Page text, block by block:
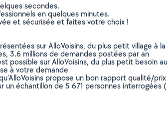
secondes.
en quelques minutes.
et sécurisée et faites votre choix !
sur AlloVoisins, du plus petit village à
3.6 millions de demandes postées par an
sur AlloVoisins, du plus petit besoin
à votre demande
propose un bon rapport qualité/prix
un échantillon de 5 671 personnes interrogées